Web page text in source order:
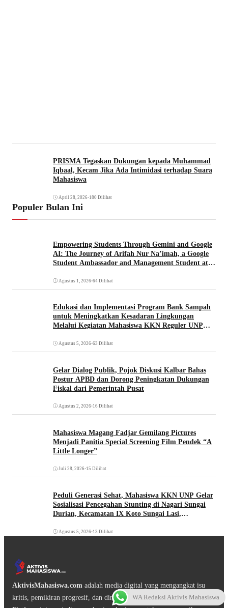
PRISMA Tegaskan Dukungan kepada Muhammad
Iqbaal, Kecam Jika Ada Intimidasi terhadap Suara
Mahasiswa
April 28, 2026•180 Dilihat
Populer Bulan Ini
Empowering Students Through Gemini and Google
AI: The Journey of Arifah Nur Na’imah, a Google
Student Ambassador and Management Student at
Agustus 1, 2026•64 Dilihat
Edukasi dan Implementasi Program Bank Sampah
untuk Meningkatkan Kesadaran Lingkungan
Melalui Kegiatan Mahasiswa KKN Reguler UNP
Agustus 5, 2026•63 Dilihat
Gelar Dialog Publik, Pojok Diskusi Kalbar Bahas
Postur APBD dan Dorong Peningkatan Dukungan
Fiskal dari Pemerintah Pusat
Agustus 2, 2026•16 Dilihat
Mahasiswa Magang Fadjar Gemilang Pictures
Menjadi Panitia Special Screening Film Pendek “A
Little Longer”
Juli 28, 2026•15 Dilihat
Peduli Generasi Sehat, Mahasiswa KKN UNP Gelar
Sosialisasi Pencegahan Stunting di Nagari Sungai
Durian, Kecamatan IX Koto Sungai Lasi,
Agustus 5, 2026•13 Dilihat
AktivisMahasiswa.com adalah media digital yang mengangkat isu
kritis, pemikiran progresif, dan dinamika gerakan mahasiswa.
WA Redaksi Aktivis Mahasiswa